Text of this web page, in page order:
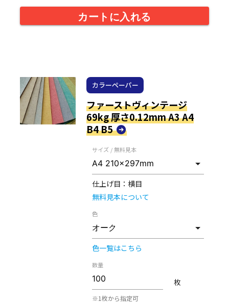
カートに入れる
カラーペーパー
ファーストヴィンテージ
69kg 厚さ0.12mm A3 A4
B4 B5
サイズ / 無料見本
仕上げ目： 横目
無料見本について
色
色一覧はこちら
数量
※1枚から指定可
枚